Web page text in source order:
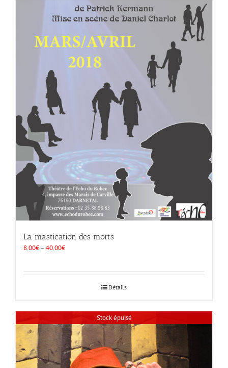
La mastication des morts
8.00€– 40.00€
Détails
Stock épuisé